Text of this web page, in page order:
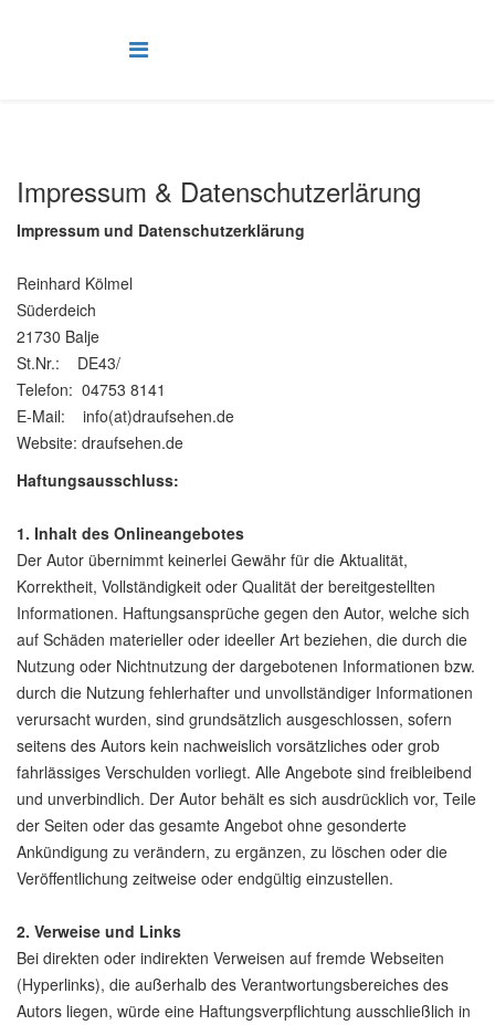
Impressum & Datenschutzerlärung
Impressum und Datenschutzerklärung
Reinhard Kölmel
Süderdeich
21730 Balje
St.Nr.: DE43/
Telefon: 04753 8141
E-Mail: info(at)draufsehen.de
Website: draufsehen.de
Haftungsausschluss:
1. Inhalt des Onlineangebotes
Der Autor übernimmt keinerlei Gewähr für die Aktualität,
Korrektheit, Vollständigkeit oder Qualität der bereitgestellten
Informationen. Haftungsansprüche gegen den Autor, welche sich
auf Schäden materieller oder ideeller Art beziehen, die durch die
Nutzung oder Nichtnutzung der dargebotenen Informationen bzw.
durch die Nutzung fehlerhafter und unvollständiger Informationen
verursacht wurden, sind grundsätzlich ausgeschlossen, sofern
seitens des Autors kein nachweislich vorsätzliches oder grob
fahrlässiges Verschulden vorliegt. Alle Angebote sind freibleibend
und unverbindlich. Der Autor behält es sich ausdrücklich vor, Teile
der Seiten oder das gesamte Angebot ohne gesonderte
Ankündigung zu verändern, zu ergänzen, zu löschen oder die
Veröffentlichung zeitweise oder endgültig einzustellen.
2. Verweise und Links
Bei direkten oder indirekten Verweisen auf fremde Webseiten
(Hyperlinks), die außerhalb des Verantwortungsbereiches des
Autors liegen, würde eine Haftungsverpflichtung ausschließlich in